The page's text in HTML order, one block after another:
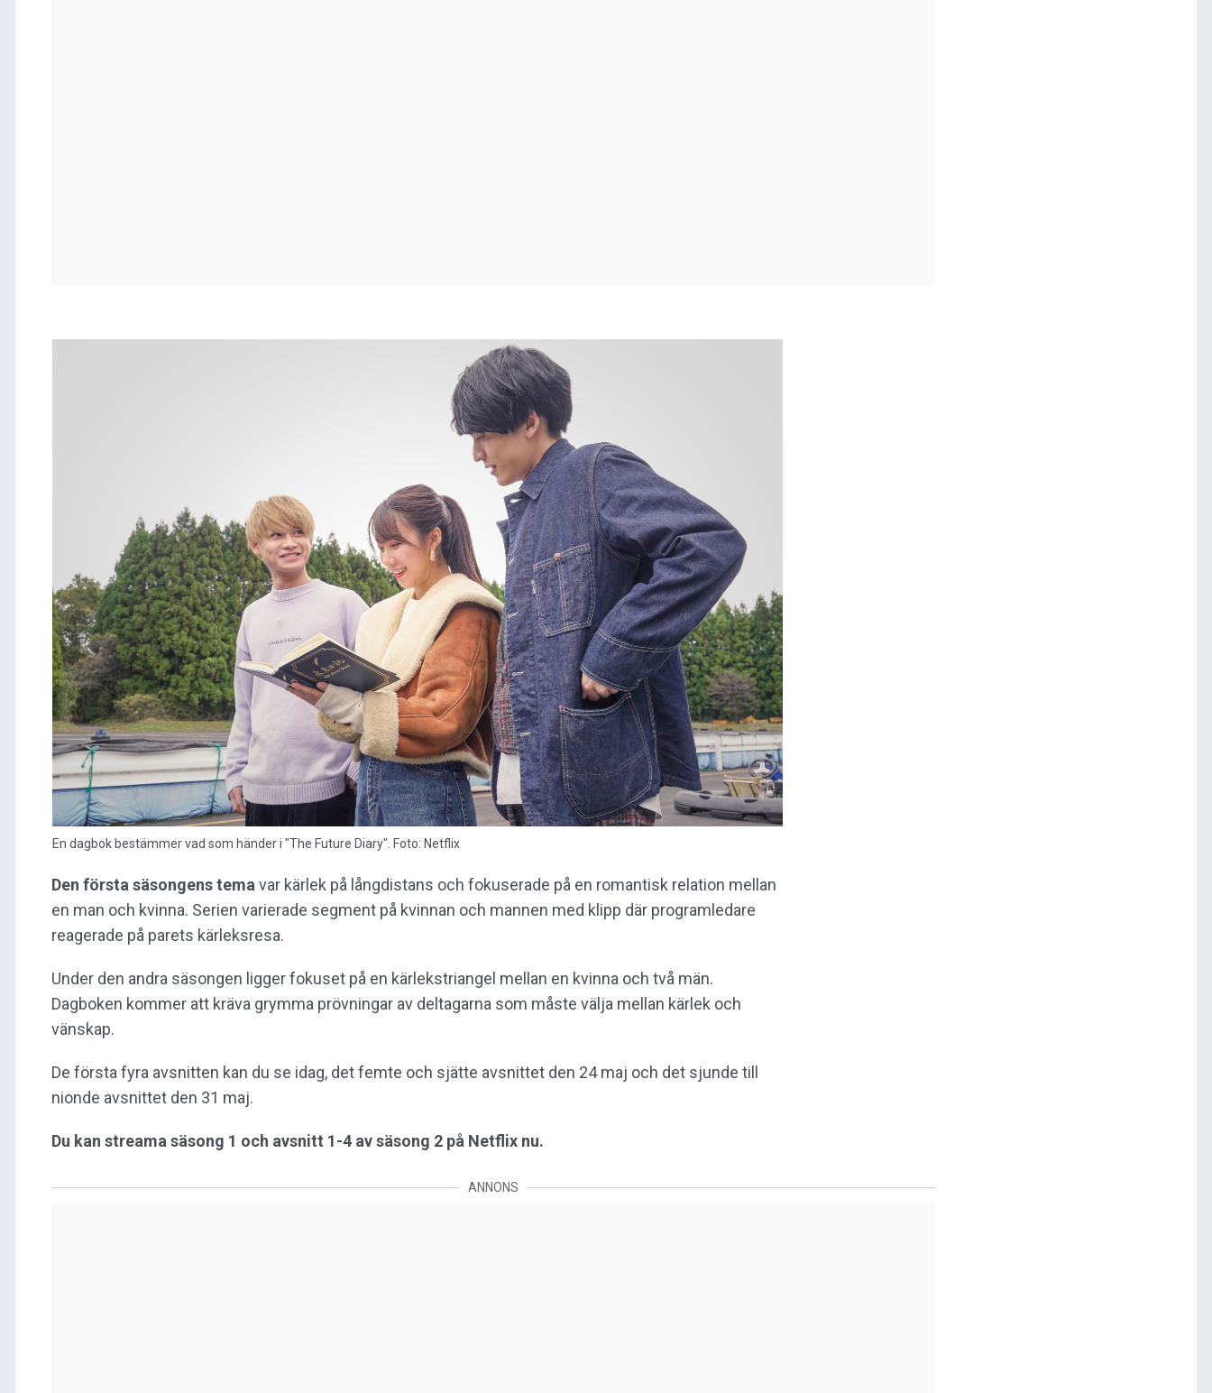
En dagbok bestämmer vad som händer i "The Future Diary". Foto: Netflix
Den första säsongens tema var kärlek på långdistans och fokuserade på en romantisk relation mellan
en man och kvinna. Serien varierade segment på kvinnan och mannen med klipp där programledare
reagerade på parets kärleksresa.
Under den andra säsongen ligger fokuset på en kärlekstriangel mellan en kvinna och två män.
Dagboken kommer att kräva grymma prövningar av deltagarna som måste välja mellan kärlek och
vänskap.
De första fyra avsnitten kan du se idag, det femte och sjätte avsnittet den 24 maj och det sjunde till
nionde avsnittet den 31 maj.
Du kan streama säsong 1 och avsnitt 1-4 av säsong 2 på Netflix nu.
ANNONS